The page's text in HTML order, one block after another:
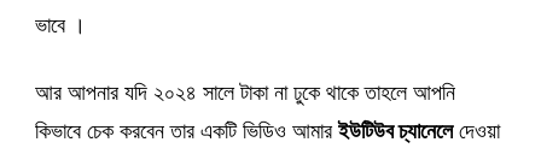
ভাবে ।
আর আপনার যদি ২০২৪ সালে টাকা না ঢুকে থাকে তাহলে আপনি
কিভাবে চেক করবেন তার একটি ভিডিও আমারইউটিউব চ্যানেলেদেওয়া